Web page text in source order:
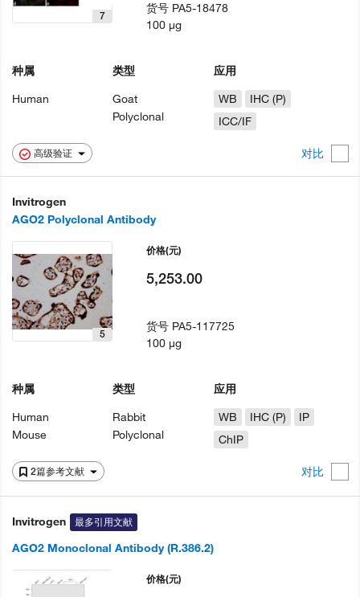
高级验证 对比
7
种属
Human
类型
Goat
Polyclonal
应用
WB
IHC (P)
ICC/IF
货号 PA5-18478
100 µg
Invitrogen
AGO2 Polyclonal Antibody
2篇参考文献 对比
5
种属
Human
Mouse
类型
Rabbit
Polyclonal
应用
WB
IHC (P)
IP
ChIP
价格(元)
5,253.00
货号 PA5-117725
100 µg
Invitrogen 最多引用文献
AGO2 Monoclonal Antibody (R.386.2)
价格(元)